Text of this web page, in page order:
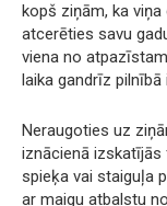
kopš ziņām, ka
atcerēties savu
viena no
laika gandrīz
Neraugoties uz
iznācienā izskatījās
spieķa vai staiguļa
ar maigu atbalstu